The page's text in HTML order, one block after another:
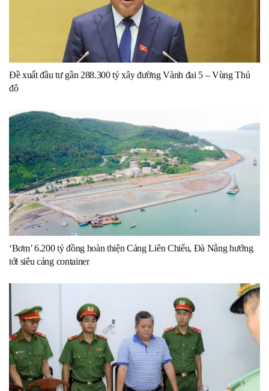
Đề xuất đầu tư gần 288.300 tỷ xây đường Vành đai 5 – Vùng Thủ
đô
‘Bơm’ 6.200 tỷ đồng hoàn thiện Cảng Liên Chiểu, Đà Nẵng hướng
tới siêu cảng container